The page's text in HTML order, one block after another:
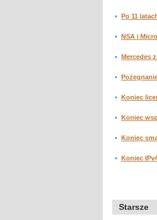
Po 11
NSA i
Mercedes
Koniec
Koniec
Koniec
Koniec
Starsze